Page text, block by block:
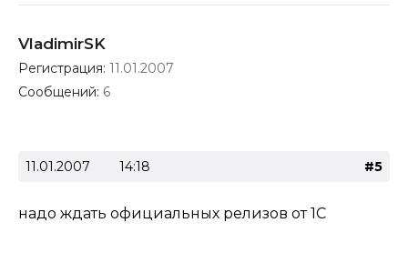
VladimirSK
Регистрация: 11.01.2007
Сообщений: 6
11.01.2007 14:18 #5
надо ждать официальных релизов от 1С